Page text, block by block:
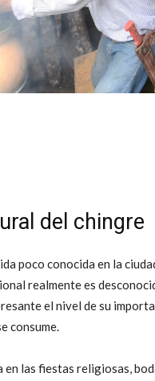
del chingre
poco conocida en la
realmente es
el nivel de su
consume.
en las fiestas religiosas,